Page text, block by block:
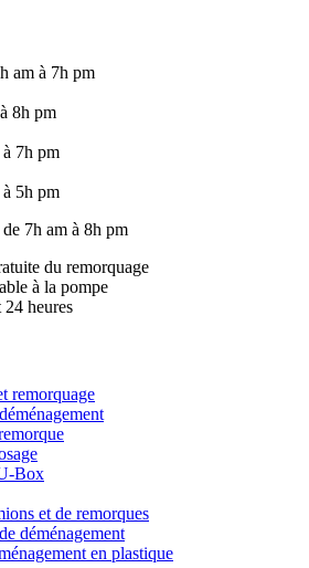
am à 7h pm
8h pm
à 7h pm
5h pm
7h am à 8h pm
du remorquage
à la pompe
heures
remorquage
Box
et de remorques
déménagement
en plastique